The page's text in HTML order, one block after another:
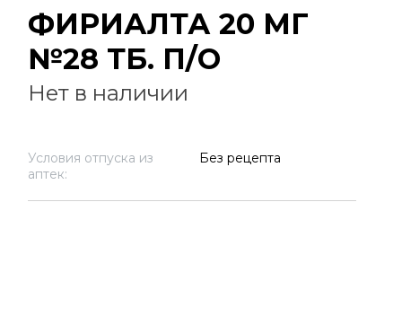
ФИРИАЛТА 20 МГ
№28 ТБ. П/О
Нет в наличии
Условия отпуска из
аптек:
Без рецепта